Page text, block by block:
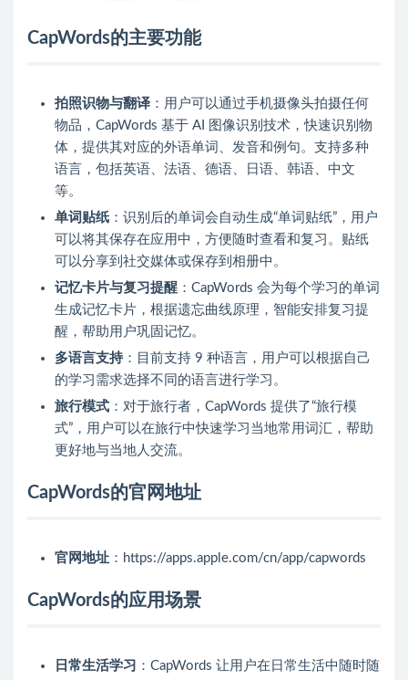
CapWords的主要功能
拍照识物与翻译 ：用户可以通过手机摄像头拍摄任何
物品，CapWords 基于 AI 图像识别技术，快速识别物
体，提供其对应的外语单词、发音和例句。支持多种
语言，包括英语、法语、德语、日语、韩语、中文
等。
单词贴纸 ：识别后的单词会自动生成“单词贴纸”，用户
可以将其保存在应用中，方便随时查看和复习。贴纸
可以分享到社交媒体或保存到相册中。
记忆卡片与复习提醒 ：CapWords 会为每个学习的单词
生成记忆卡片，根据遗忘曲线原理，智能安排复习提
醒，帮助用户巩固记忆。
多语言支持：目前支持 9 种语言，用户可以根据自己
的学习需求选择不同的语言进行学习。
旅行模式 ：对于旅行者，CapWords 提供了“旅行模
式”，用户可以在旅行中快速学习当地常用词汇，帮助
更好地与当地人交流。
CapWords的官网地址
官网地址 ：https://apps.apple.com/cn/app/capwords
CapWords的应用场景
日常生活学习 ：CapWords 让用户在日常生活中随时随